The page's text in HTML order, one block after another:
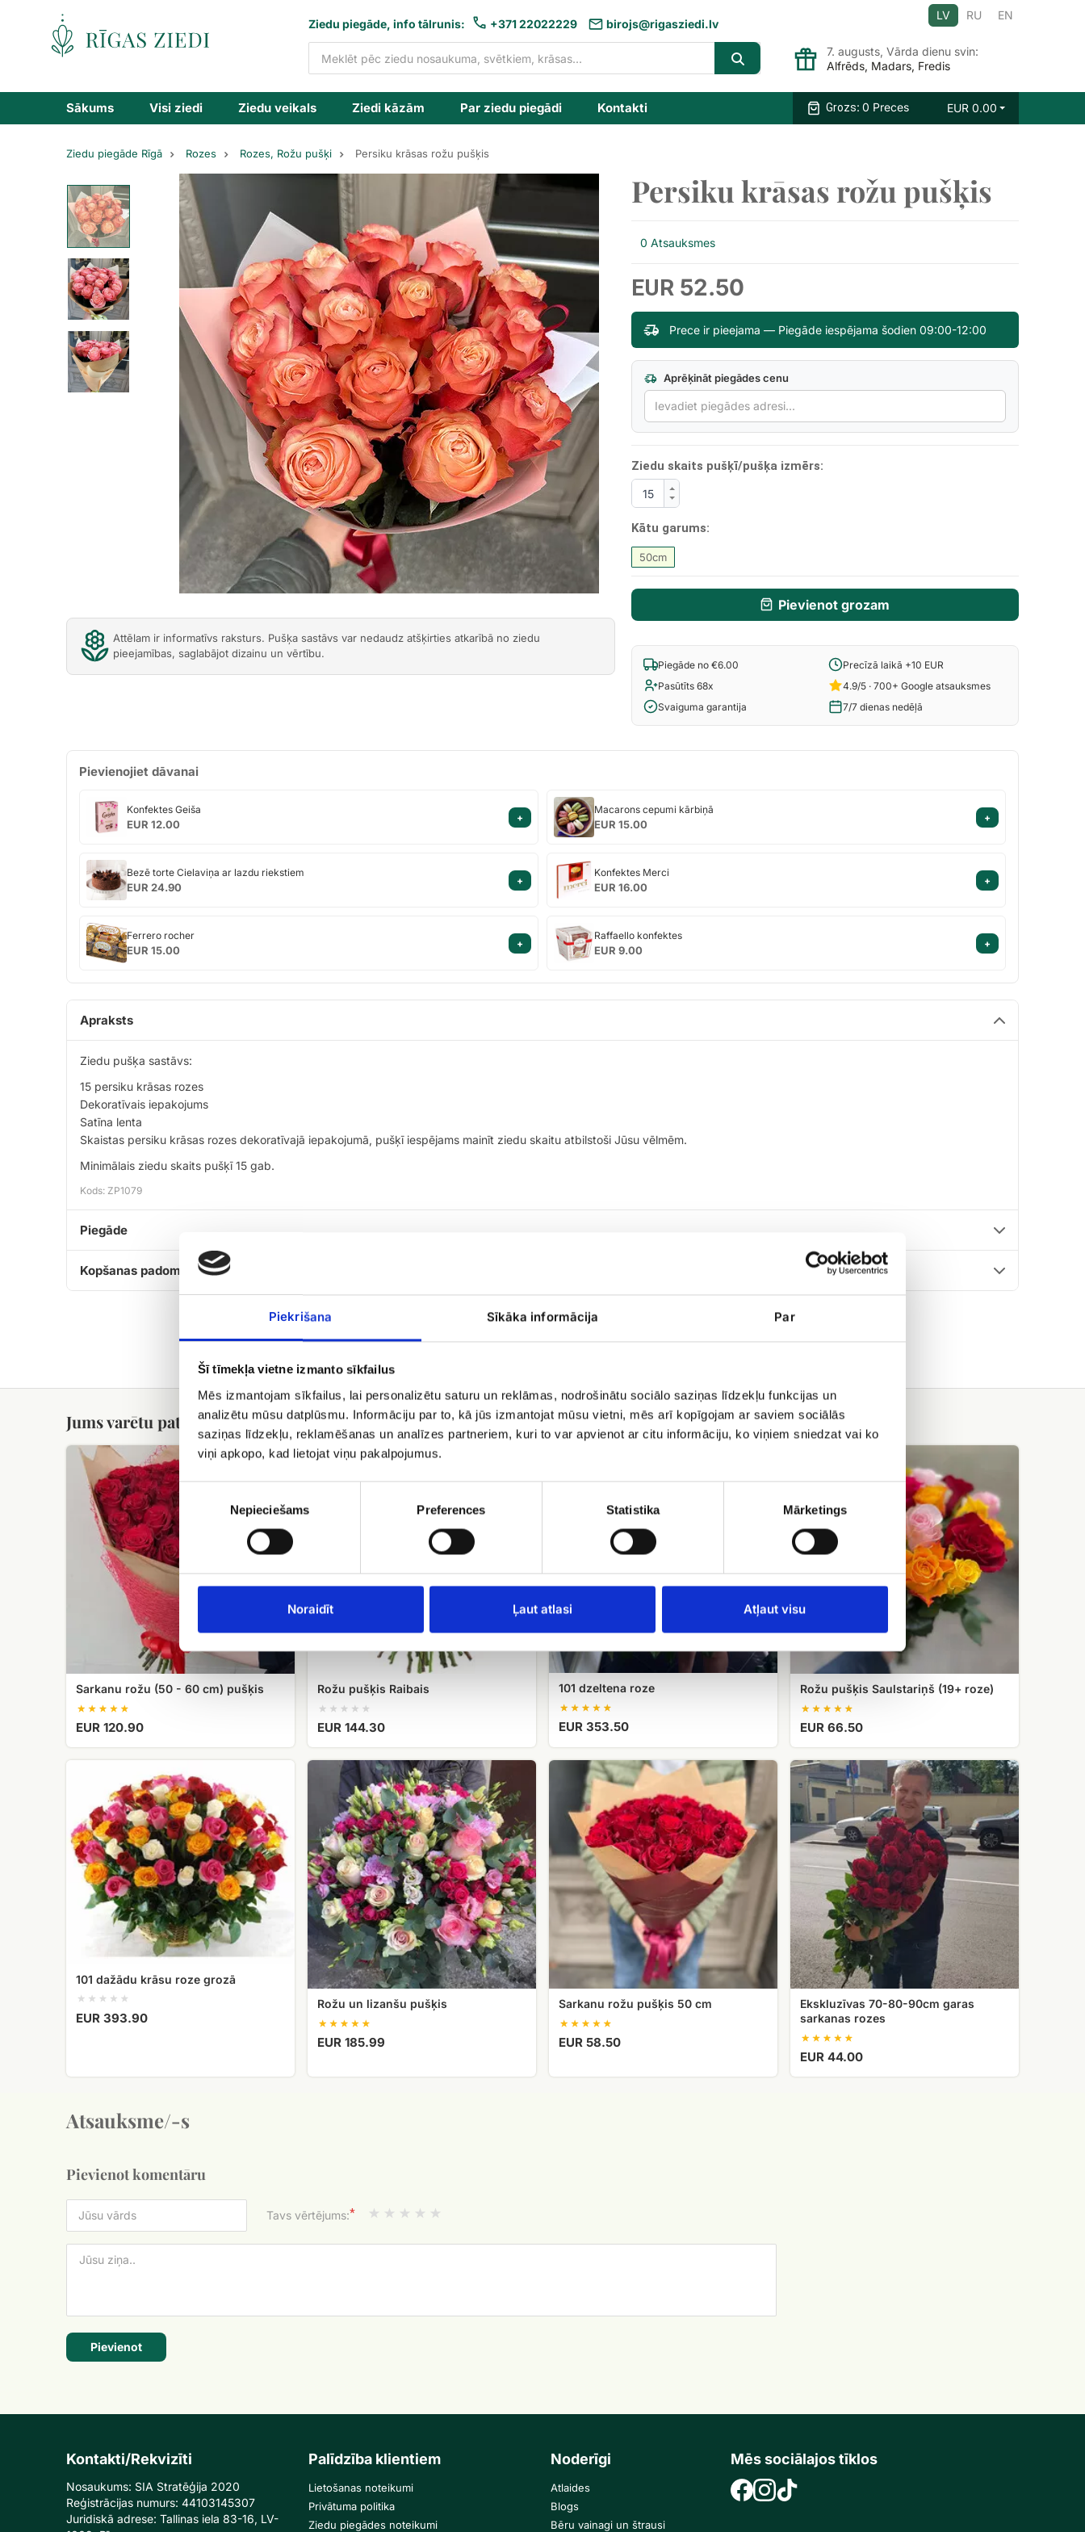
Piekrišana Sīkāka informācija Par
Šī tīmekļa vietne izmanto sīkfailus
Mēs izmantojam sīkfailus, lai personalizētu saturu un reklāmas, nodrošinātu sociālo saziņas līdzekļu funkcijas un
analizētu mūsu datplūsmu. Informāciju par to, kā jūs izmantojat mūsu vietni, mēs arī kopīgojam ar saviem sociālās
saziņas līdzekļu, reklamēšanas un analīzes partneriem, kuri to var apvienot ar citu informāciju, ko viņiem sniedzat vai ko
viņi apkopo, kad lietojat viņu pakalpojumus.
Piekrišanas
izvēle
Nepieciešams Preferences Statistika Mārketings
Noraidīt Ļaut atlasi Atļaut visu
Ziedu
piegāde
Ziedu piegāde, info tālrunis: +371 22022229 birojs@rigasziedi.lv
LV RU EN
7. augusts, Vārda dienu svin:
Alfrēds, Madars, Fredis
Sākums Visi ziedi Ziedu veikals Ziedi kāzām Par ziedu piegādi Kontakti Grozs: 0 Preces EUR 0.00
Ziedu piegāde Rīgā Rozes Rozes, Rožu pušķi Persiku krāsas rožu pušķis
Previous
Persiku
krāsas
rožu
pušķis
Next
Attēlam ir informatīvs raksturs. Pušķa sastāvs var nedaudz atšķirties atkarībā no ziedu
pieejamības, saglabājot dizainu un vērtību.
Persiku krāsas rožu pušķis
0 Atsauksmes
EUR 52.50
Prece ir pieejama — Piegāde iespējama šodien 09:00-12:00
Aprēķināt piegādes cenu
Ziedu skaits pušķī/pušķa izmērs:
Kātu garums:
50cm
Pievienot grozam
Piegāde no €6.00
Precīzā laikā +10 EUR
Pasūtīts 68x
4.9/5 · 700+ Google atsauksmes
Svaiguma garantija
7/7 dienas nedēļā
Pievienojiet dāvanai
Konfektes
Geiša
Konfektes Geiša
EUR 12.00
+
Macarons
cepumi
kārbiņā
Macarons cepumi kārbiņā
EUR 15.00
+
Bezē
torte
Cielaviņa
lazdu
riekstiem
Bezē torte Cielaviņa ar lazdu riekstiem
EUR 24.90
+
Konfektes
Merci
Konfektes Merci
EUR 16.00
+
Ferrero
rocher
Ferrero rocher
EUR 15.00
+
Raffaello
konfektes
Raffaello konfektes
EUR 9.00
+
Apraksts
Ziedu pušķa sastāvs:
15 persiku krāsas rozes
Dekoratīvais iepakojums
Satīna lenta
Skaistas persiku krāsas rozes dekoratīvajā iepakojumā, pušķī iespējams mainīt ziedu skaitu atbilstoši Jūsu vēlmēm.
Minimālais ziedu skaits pušķī 15 gab.
Kods: ZP1079
Piegāde
Kopšanas padomi
Jums varētu patikt
Sarkanu
rožu
Sarkanu rožu (50 - 60 cm) pušķis
EUR 120.90
Rožu
Raibais
Rožu pušķis Raibais
EUR 144.30
roze
101 dzeltena roze
EUR 353.50
Saulstariņš
roze)
Rožu pušķis Saulstariņš (19+ roze)
EUR 66.50
101
grozā
101 dažādu krāsu roze grozā
EUR 393.90
Rožu
lizanšu
pušķis
Rožu un lizanšu pušķis
EUR 185.99
Sarkanu
Sarkanu rožu pušķis 50 cm
EUR 58.50
Ekskluzīvas
70-
90cm
garas
sarkanas
rozes
Ekskluzīvas 70-80-90cm garas
sarkanas rozes
EUR 44.00
Atsauksme/-s
Pievienot komentāru
Tavs vērtējums:*
Pievienot
Kontakti/Rekvizīti
Nosaukums: SIA Stratēģija 2020
Reģistrācijas numurs: 44103145307
Juridiskā adrese: Tallinas iela 83-16, LV-
Palīdzība klientiem
Lietošanas noteikumi
Privātuma politika
Ziedu piegādes noteikumi
Noderīgi
Atlaides
Blogs
Bēru vainagi un štrausi
Mēs sociālajos tīklos